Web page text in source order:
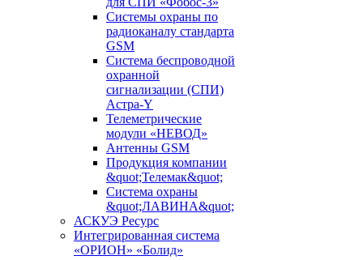
Системы охраны по
радиоканалу стандарта
GSM
Система беспроводной
охранной
сигнализации (СПИ)
Астра-Y
Телеметрические
модули «НЕВОД»
Антенны GSM
Продукция компании
&quot;Телемак&quot;
Система охраны
&quot;ЛАВИНА&quot;
АСКУЭ Ресурс
Интегрированная система
«ОРИОН» «Болид»